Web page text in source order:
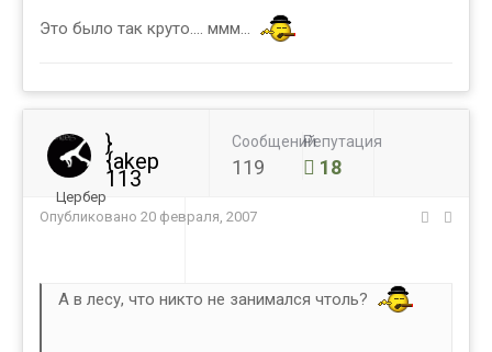
Это было так круто.... ммм...
}
{akep
113
Цербер
Сообщений
119
Репутация
18
Опубликовано 20 февраля, 2007
А в лесу, что никто не занимался чтоль?